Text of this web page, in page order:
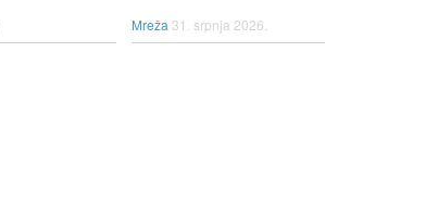
Mreža 31. srpnja 2026.